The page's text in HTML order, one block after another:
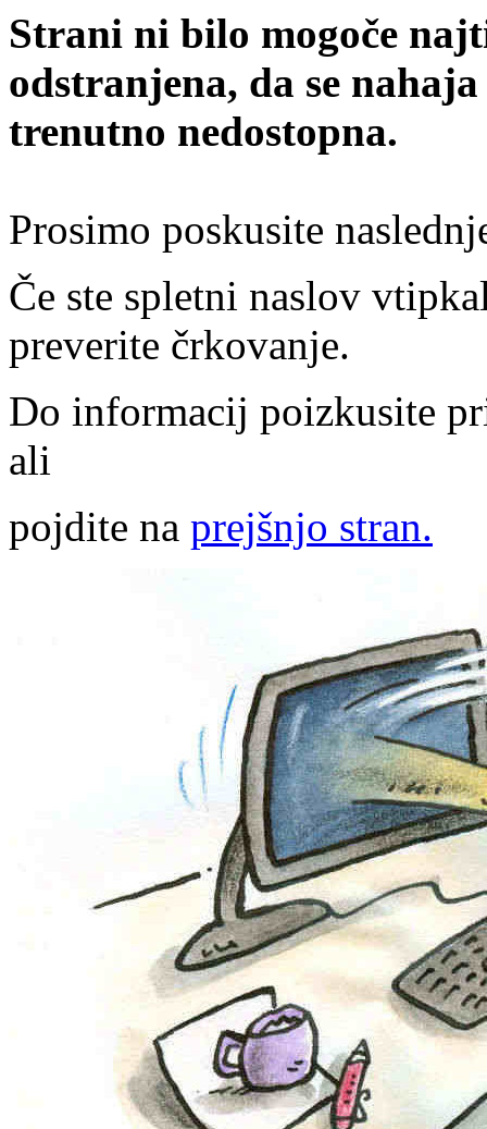
Strani ni bilo mogoče
odstranjena, da se
trenutno nedostopna.
Prosimo poskusite
Če ste spletni naslov
preverite črkovanje.
Do informacij poizkusite
ali
pojdite na prejšnjo stran.